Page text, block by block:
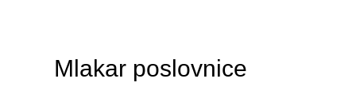
Mlakar poslovnice